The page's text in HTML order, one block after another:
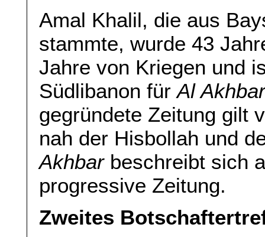
Amal Khalil, die aus
stammte, wurde 43
Jahre von Kriegen und
Südlibanon fürAl
gegründete Zeitung gilt
nah der Hisbollah und
Akhbarbeschreibt sich
progressive Zeitung.
Zweites